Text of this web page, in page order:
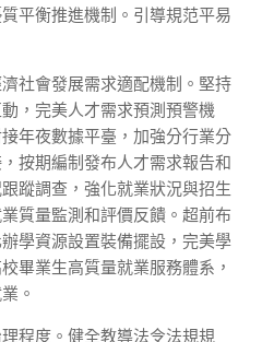
平衡推進機制。引導規范平易
社會發展需求適配機制。堅持
，完美人才需求預測預警機
年夜數據平臺，加強分行業分
按期編制發布人才需求報告和
蹤調查，強化就業狀況與招生
質量監測和評價反饋。超前布
學資源設置裝備擺設，完美學
畢業生高質量就業服務體系，
。
程度。健全教導法令法規規